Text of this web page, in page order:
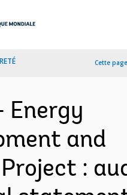
Cette
Energy
and
: